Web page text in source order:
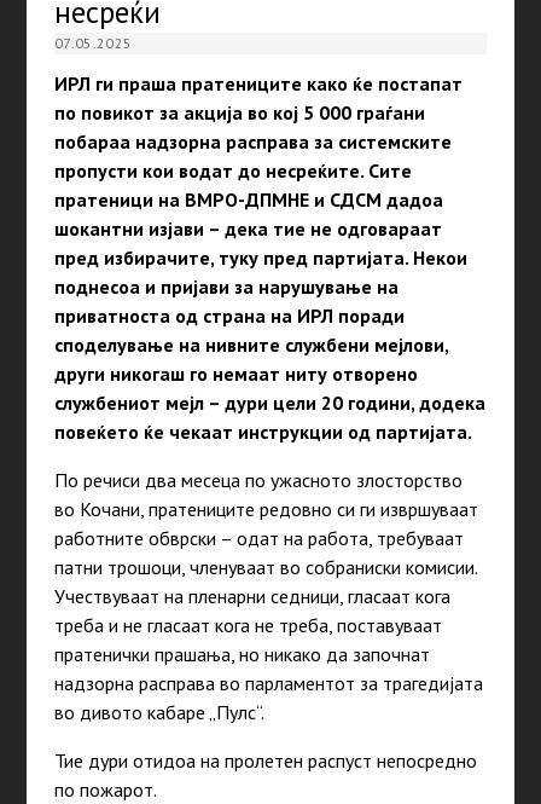
несреќи
07.05.2025
ИРЛ ги праша пратениците како ќе постапат
по повикот за акција во кој 5 000 граѓани
побараа надзорна расправа за системските
пропусти кои водат до несреќите. Сите
пратеници на ВМРО-ДПМНЕ и СДСМ дадоа
шокантни изјави – дека тие не одговараат
пред избирачите, туку пред партијата. Некои
поднесоа и пријави за нарушување на
приватноста од страна на ИРЛ поради
споделување на нивните службени мејлови,
други никогаш го немаат ниту отворено
службениот мејл – дури цели 20 години, додека
повеќето ќе чекаат инструкции од партијата.
По речиси два месеца по ужасното злосторство
во Кочани, пратениците редовно си ги извршуваат
работните обврски – одат на работа, требуваат
патни трошоци, членуваат во собраниски комисии.
Учествуваат на пленарни седници, гласаат кога
треба и не гласаат кога не треба, поставуваат
пратенички прашања, но никако да започнат
надзорна расправа во парламентот за трагедијата
во дивото кабаре „Пулс“.
Тие дури отидоа на пролетен распуст непосредно
по пожарот.